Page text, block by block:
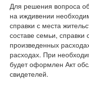
Для решения вопроса
на иждивении
справки с места
составе семьи,
произведенных
расходах. При
будет оформлен Акт
свидетелей.